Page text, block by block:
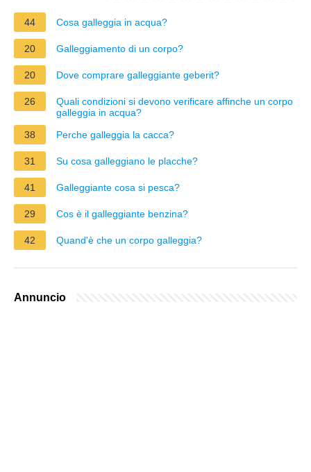
44 Cosa galleggia in acqua?
20 Galleggiamento di un corpo?
20 Dove comprare galleggiante geberit?
26
Quali condizioni si devono verificare affinche un corpo
galleggia in acqua?
38
Perche galleggia la cacca?
31 Su cosa galleggiano le placche?
41 Galleggiante cosa si pesca?
29 Cos è il galleggiante benzina?
42 Quand'è che un corpo galleggia?
Annuncio